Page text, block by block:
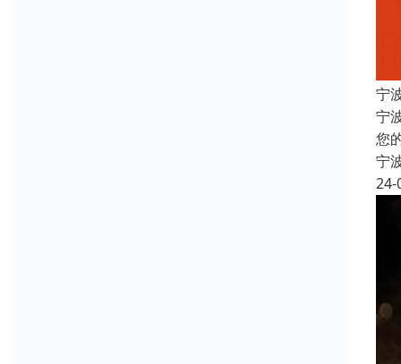
宁
宁
您
宁
24-